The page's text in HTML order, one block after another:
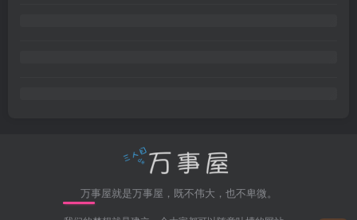
万事屋就是万事屋，既不伟大，也不卑微。